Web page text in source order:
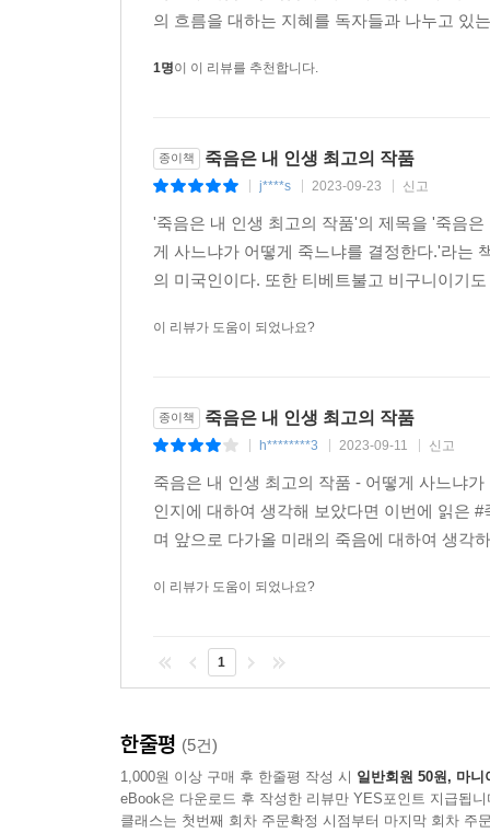
자기 경험을 토대로 어려운 불교를 쉽고 조곤조
『죽음은 내 인생 최고의 작품』에서도 마찬가지다.
“페마 초드론의 대부분 책을 가지고 있다. 흐르
나가는 힘이 됐다. 나는 늙었고 시간은 아무도
“매우 어려운 주제를 다룬 이 책이 정말 고맙다
정서적 성숙으로 지금 이 삶을 탐색하는 중요한
의 흐름을 대하는 지혜를 독자들과 나누고 있
1명이 이 리뷰를 추천합니다.
종이책 죽음은 내 인생 최고의 작품
j****s 2023-09-23 신고
'죽음은 내 인생 최고의 작품'의 제목을 '죽음
게 사느냐가 어떻게 죽느냐를 결정한다.'라는
의 미국인이다. 또한 티베트불고 비구니이기
이 리뷰가 도움이 되었나요?
종이책 죽음은 내 인생 최고의 작품
h********3 2023-09-11 신고
죽음은 내 인생 최고의 작품 - 어떻게 사느냐
인지에 대하여 생각해 보았다면 이번에 읽은
며 앞으로 다가올 미래의 죽음에 대하여 생각
이 리뷰가 도움이 되었나요?
1
한줄평 (5건)
1,000원 이상 구매 후 한줄평 작성 시 일반회원 50원, 마니
eBook은 다운로드 후 작성한 리뷰만 YES포인트 지급됩니
클래스는 첫번째 회차 주문확정 시점부터 마지막 회차 주